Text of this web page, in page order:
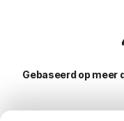
Gebaseerd op meer